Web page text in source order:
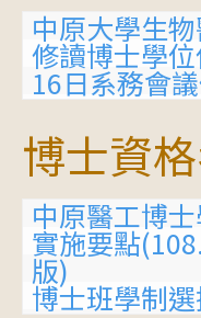
中原大學生
修讀博士學
16日系務會
博士資
中原醫工博
實施要點
版)
博士班學制